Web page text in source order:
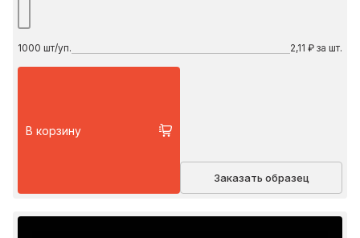
1000 шт/уп. 2,11 ₽ за шт.
В корзину
Заказать образец